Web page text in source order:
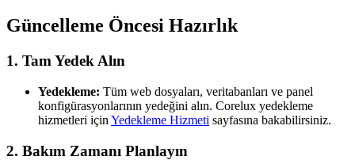
Güncelleme Öncesi Hazırlık
1. Tam Yedek Alın
Yedekleme: Tüm web dosyaları, veritabanları ve panel
konfigürasyonlarının yedeğini alın. Corelux yedekleme
hizmetleri için Yedekleme Hizmeti sayfasına bakabilirsiniz.
2. Bakım Zamanı Planlayın